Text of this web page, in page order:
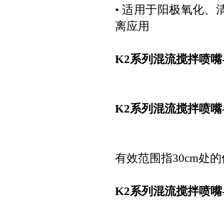
• 适用于阳极氧化、
离应用
K2系列混流搅拌喷
K2系列混流搅拌喷
有效范围指30cm处
K2系列混流搅拌喷